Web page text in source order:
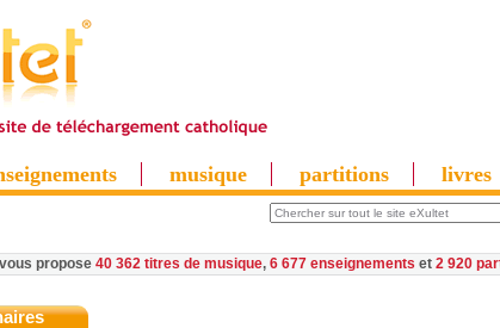
musique partitions livres
propose 40 362 titres de musique, 6 677 enseignements et 2 920